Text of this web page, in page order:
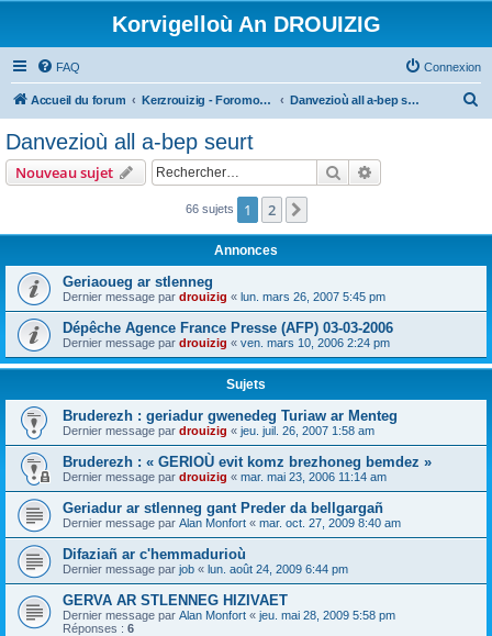
Korvigelloù An DROUIZIG
FAQ Connexion
Accueil du forum Kerzrouizig - Foromoù An Drouizig Danvezioù all a-bep seurt
e
Danvezioù all a-bep seurt
Nouveau sujet Rechercher
66 sujets 1 2
Annonces
Geriaoueg ar stlenneg
Dernier message par drouizig « lun. mars 26, 2007 5:45 pm
Dépêche Agence France Presse (AFP) 03-03-2006
Dernier message par drouizig « ven. mars 10, 2006 2:24 pm
Sujets
Bruderezh : geriadur gwenedeg Turiaw ar Menteg
Dernier message par drouizig « jeu. juil. 26, 2007 1:58 am
Bruderezh : « GERIOÙ evit komz brezhoneg bemdez »
Dernier message par drouizig « mar. mai 23, 2006 11:14 am
Geriadur ar stlenneg gant Preder da bellgargañ
Dernier message par Alan Monfort « mar. oct. 27, 2009 8:40 am
Difaziañ ar c'hemmadurioù
Dernier message par job « lun. août 24, 2009 6:44 pm
GERVA AR STLENNEG HIZIVAET
Dernier message par Alan Monfort « jeu. mai 28, 2009 5:58 pm
Réponses : 6